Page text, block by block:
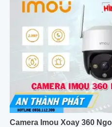
Camera Imou Xoay 360